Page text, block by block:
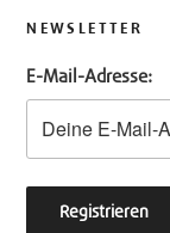
NEWSLETTER
E-Mail-Adresse: